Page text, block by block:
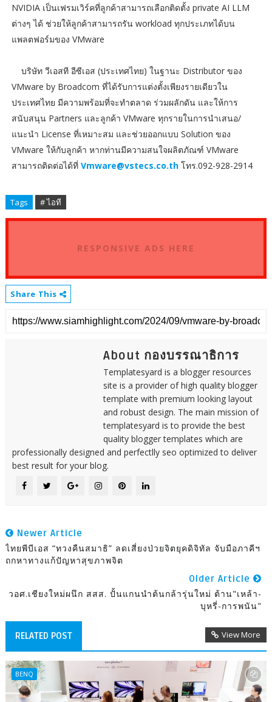
NVIDIA เป็นเฟรมเวิร์คที่ลูกค้าสามารถเลือกติดตั้ง private AI LLM
ต่างๆ ได้ ช่วยให้ลูกค้าสามารถรัน workload ทุกประเภทได้บน
แพลตฟอร์มของ VMware
บริษัท วีเอสที อีซีเอส (ประเทศไทย) ในฐานะ Distributor ของ
VMware by Broadcom ที่ได้รับการแต่งตั้งเพียงรายเดียวใน
ประเทศไทย มีความพร้อมที่จะทำตลาด ร่วมผลักดัน และให้การ
สนับสนุน Partners และลูกค้า VMware ทุกรายในการนำเสนอ/
แนะนำ License ที่เหมาะสม และช่วยออกแบบ Solution ของ
VMware ให้กับลูกค้า หากท่านมีความสนใจผลิตภัณฑ์ VMware
สามารถติดต่อได้ที่ Vmware@vstecs.co.thโทร.092-928-2914
Tags # ไอที
RESPONSIVE ADS HERE
Share This
About กองบรรณาธิการ
Templatesyard is a blogger resources
site is a provider of high quality blogger
template with premium looking layout
and robust design. The main mission of
templatesyard is to provide the best
quality blogger templates which are
professionally designed and perfectlly seo optimized to deliver
best result for your blog.
Newer Article
ไทยพีบีเอส “ทวงคืนสมาธิ” ลดเสี่ยงป่วยจิตยุคดิจิทัล จับมือภาคีฯ
ถกหาทางแก้ปัญหาสุขภาพจิต
Older Article
วอศ.เชียงใหม่ผนึก สสส. ปั้นแกนนำต้นกล้ารุ่นใหม่ ต้าน"เหล้า-
บุหรี่-การพนัน"
RELATED POST View More
BENQ